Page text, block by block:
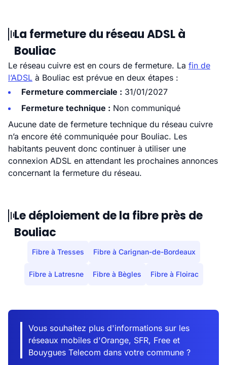
La fermeture du réseau ADSL à
Bouliac
Le réseau cuivre est en cours de fermeture. La fin de
l’ADSL à Bouliac est prévue en deux étapes :
Fermeture commerciale : 31/01/2027
Fermeture technique : Non communiqué
Aucune date de fermeture technique du réseau cuivre
n’a encore été communiquée pour Bouliac. Les
habitants peuvent donc continuer à utiliser une
connexion ADSL en attendant les prochaines annonces
concernant la fermeture du réseau.
Le déploiement de la fibre près de
Bouliac
Fibre à Tresses Fibre à Carignan-de-Bordeaux
Fibre à Latresne Fibre à Bègles Fibre à Floirac
Vous souhaitez plus d'informations sur les
réseaux mobiles d'Orange, SFR, Free et
Bouygues Telecom dans votre commune ?